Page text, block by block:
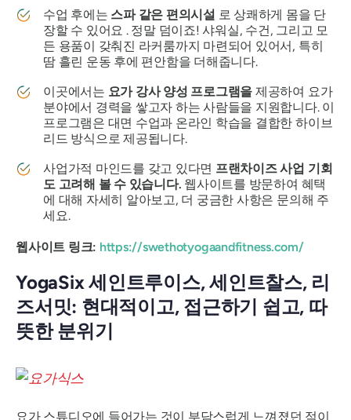
수업 후에는 스파 같은 편의시설 로 상쾌하게 몸을 단
장할 수 있어요 . 정말 덤이죠! 샤워실, 수건, 그리고 모
든 용품이 갖춰진 라커룸까지 마련되어 있어서, 특히
땀 흘린 운동 후에 편안함을 더해줍니다.
이곳에서는 요가 강사 양성 프로그램을 제공하여 요가
분야에서 경력을 쌓고자 하는 사람들을 지원합니다. 이
프로그램은 대면 수업과 온라인 학습을 결합한 하이브
리드 방식으로 제공됩니다.
사업가적 마인드를 갖고 있다면 프랜차이즈 사업 기회
도 고려해 볼 수 있습니다. 웹사이트를 방문하여 혜택
에 대해 자세히 알아보고, 더 궁금한 사항은 문의해 주
세요.
웹사이트 링크: https://swethotyogaandfitness.com/
YogaSix 세인트루이스, 세인트찰스, 리
즈서밋: 현대적이고, 접근하기 쉽고, 따
뜻한 분위기
요가 스튜디오에 들어가는 것이 부담스럽게 느껴졌던 적이